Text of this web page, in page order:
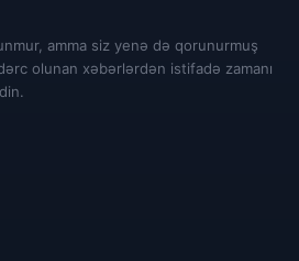
amma siz yenə də qorunurmuş
olunan xəbərlərdən istifadə zamanı